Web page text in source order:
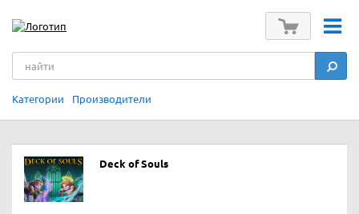
Категории Производители
Deck of Souls